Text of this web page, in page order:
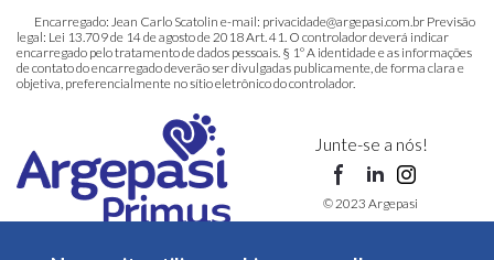
Encarregado: Jean Carlo Scatolin e-mail: privacidade@argepasi.com.br Previsão
legal: Lei 13.709 de 14 de agosto de 2018 Art. 41. O controlador deverá indicar
encarregado pelo tratamento de dados pessoais. § 1º A identidade e as informações
de contato do encarregado deverão ser divulgadas publicamente, de forma clara e
objetiva, preferencialmente no sítio eletrônico do controlador.
Junte-se a nós!
© 2023 Argepasi